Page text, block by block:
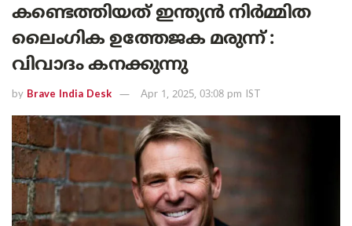
കണ്ടെത്തിയത് ഇന്ത്യൻ നിർമ്മിത
ലൈംഗിക ഉത്തേജക മരുന്ന് :
വിവാദം കനക്കുന്നു
by Brave India Desk Apr 1, 2025, 03:08 pm IST